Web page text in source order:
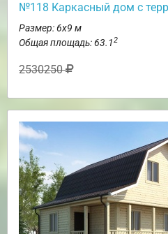
№118 Каркасный дом с
Размер: 6х9 м
Общая площадь: 63.12
2530250